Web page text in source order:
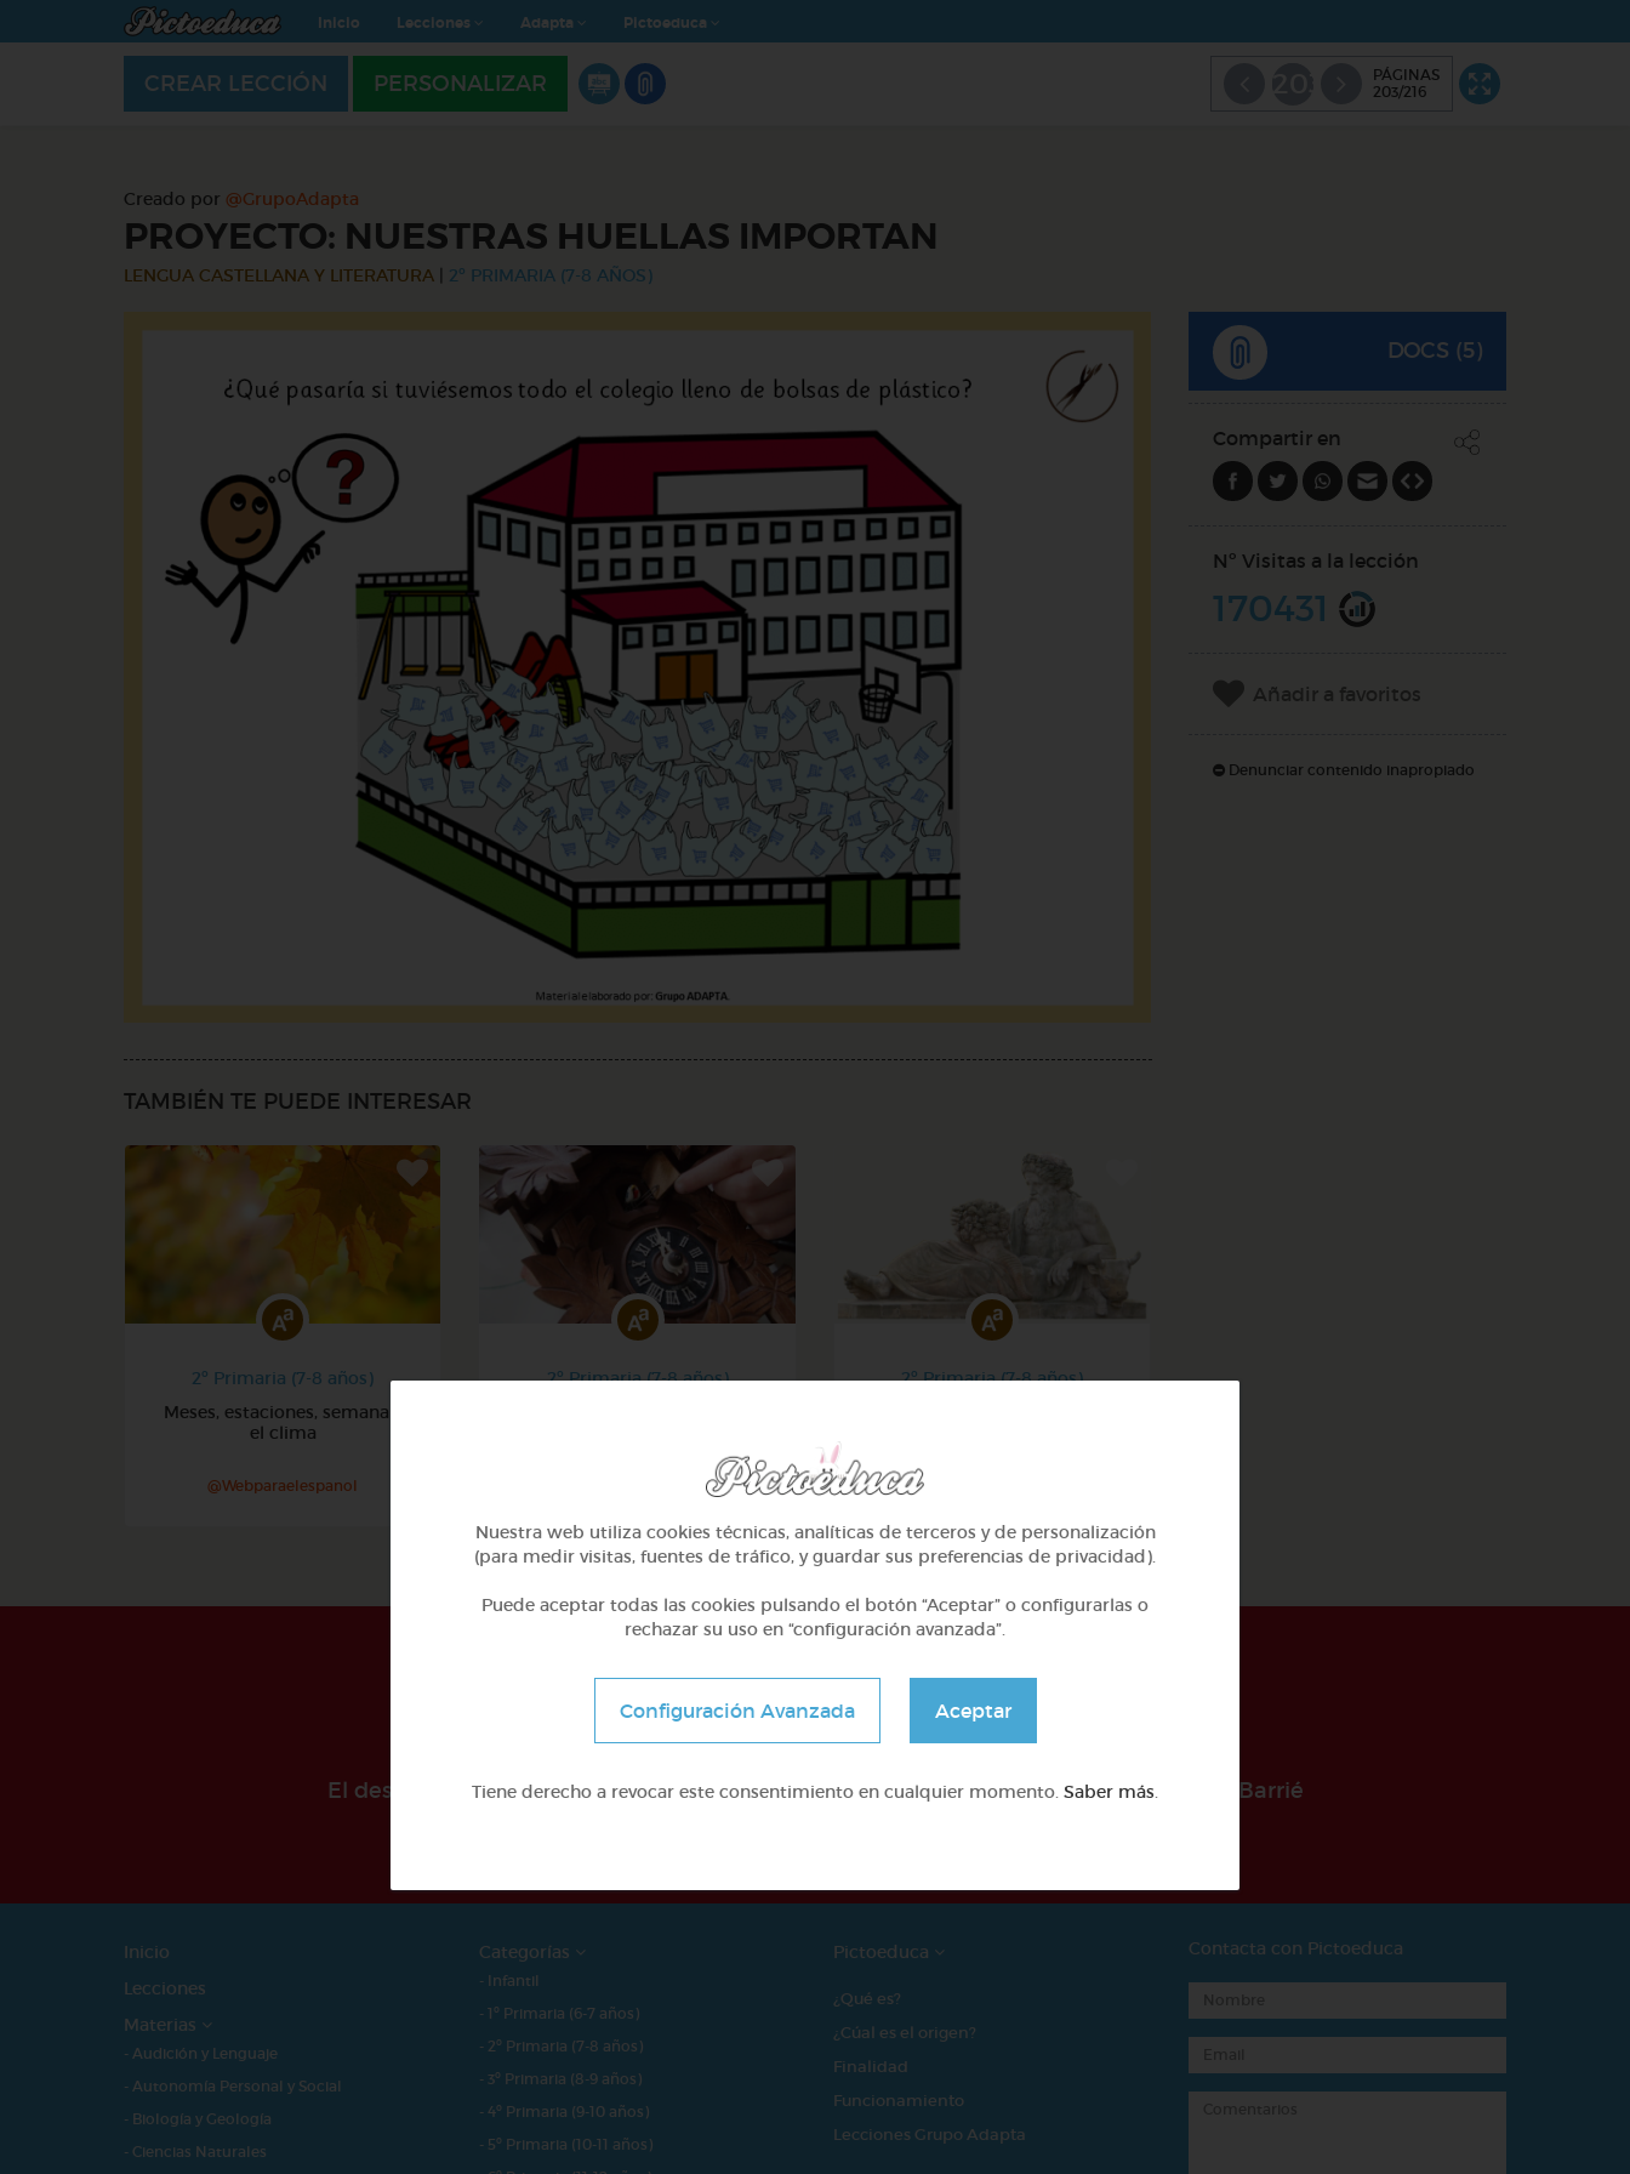
Inicio Lecciones Adapta Pictoeduca
CREAR LECCIÓN PERSONALIZAR
PÁGINAS
203/216
Creado por @GrupoAdapta
PROYECTO: NUESTRAS HUELLAS IMPORTAN
LENGUA CASTELLANA Y LITERATURA 2º PRIMARIA (7-8 AÑOS)
TAMBIÉN TE PUEDE INTERESAR
2º Primaria (7-8 años)
Meses, estaciones, semana y
el clima
@Webparaelespanol
2º Primaria (7-8 años)
@Webparaelespanol
2º Primaria (7-8 años)
@Webparaelespanol
DOCS (5)
Compartir en
Nº Visitas a la lección
170431
Añadir a favoritos
Denunciar contenido inapropiado
El desarollo de este proyecto ha sido posible gracias al mecenazgo de la Fundación Barrié
Inicio
Lecciones
Materias
- Audición y Lenguaje
- Autonomía Personal y Social
- Biología y Geología
- Ciencias Naturales
Categorías
- Infantil
- 1º Primaria (6-7 años)
- 2º Primaria (7-8 años)
- 3º Primaria (8-9 años)
- 4º Primaria (9-10 años)
- 5º Primaria (10-11 años)
Pictoeduca
¿Qué es?
¿Cúal es el origen?
Finalidad
Funcionamiento
Lecciones Grupo Adapta
Contacta con Pictoeduca
Nuestra web utiliza cookies técnicas, analíticas de terceros y de personalización
(para medir visitas, fuentes de tráfico, y guardar sus preferencias de privacidad).
Puede aceptar todas las cookies pulsando el botón “Aceptar” o configurarlas o
rechazar su uso en “configuración avanzada”.
Configuración Avanzada Aceptar
Tiene derecho a revocar este consentimiento en cualquier momento. Saber más.